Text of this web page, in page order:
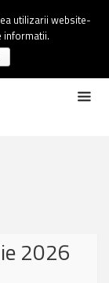
2026
utilizarii website-
informatii.